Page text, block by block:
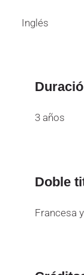
Inglés
3 años
Doble
Francesa